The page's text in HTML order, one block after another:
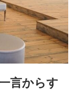
言からす